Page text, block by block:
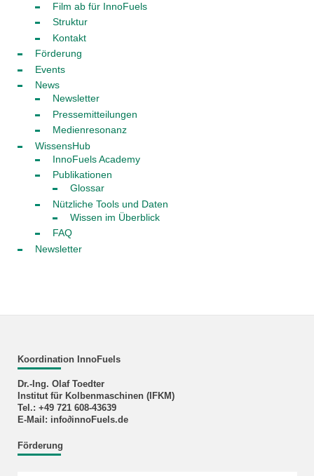
Film ab für InnoFuels
Struktur
Kontakt
Förderung
Events
News
Newsletter
Pressemitteilungen
Medienresonanz
WissensHub
InnoFuels Academy
Publikationen
Glossar
Nützliche Tools und Daten
Wissen im Überblick
FAQ
Newsletter
Koordination InnoFuels
Dr.-Ing. Olaf Toedter
Institut für Kolbenmaschinen (IFKM)
Tel.: +49 721 608-43639
E-Mail: info∂innoFuels.de
Förderung